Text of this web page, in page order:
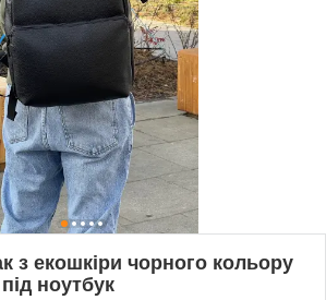
з екошкіри чорного кольору
ноутбук